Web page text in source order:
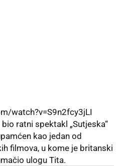
watch?v=S9n2fcy3jLI
ratni spektakl „Sutjeska“
kao jedan od
filmova, u kome je britanski
ulogu Tita.